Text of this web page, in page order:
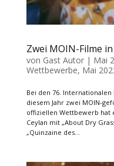
Zwei MOIN-Filme
von Gast Autor| Mai
Wettbewerbe, Mai
Bei den 76.
diesem Jahr zwei MOIN-
offiziellen Wettbewerb hat
Ceylan mit „About Dry
„Quinzaine des...